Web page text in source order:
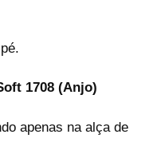
1708 (Anjo)
apenas na alça de